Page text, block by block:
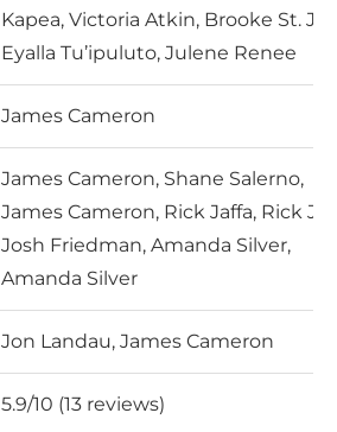
Kapea, Victoria Atkin, Brooke St.
Eyalla Tu’ipuluto, Julene Renee
James Cameron
James Cameron, Shane Salerno,
James Cameron, Rick Jaffa, Rick
Josh Friedman, Amanda Silver,
Amanda Silver
Jon Landau, James Cameron
5.9/10 (13 reviews)